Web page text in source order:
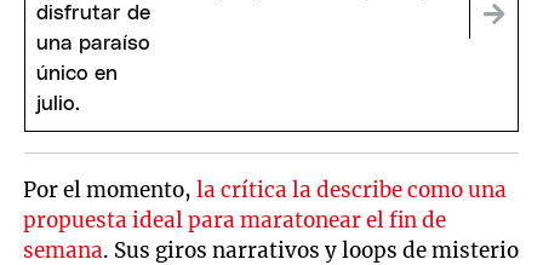
Por el momento,la crítica la describe como una
propuesta ideal para maratonear el fin de
semana. Sus giros narrativos y loops de misterio